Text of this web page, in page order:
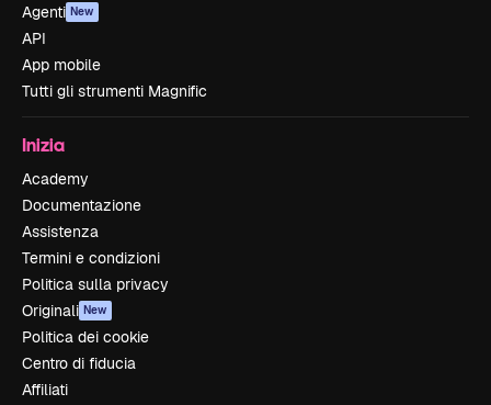
Agenti New
API
App mobile
Tutti gli strumenti Magnific
Inizia
Academy
Documentazione
Assistenza
Termini e condizioni
Politica sulla privacy
Originali New
Politica dei cookie
Centro di fiducia
Affiliati